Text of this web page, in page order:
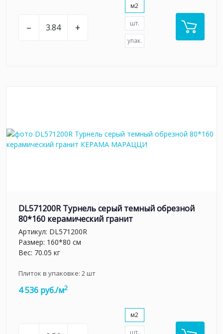
– +
м2
шт.
упак.
DL571200R Турнель серый темный обрезной
80*160 керамический гранит
Артикул: DL571200R
Размер: 160*80 см
Вес: 70.05 кг
Плиток в упаковке: 2шт
4 536 руб./м2
м2
шт.